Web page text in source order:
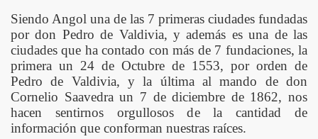
Siendo Angol una de las 7 primeras ciudades fundadas
por don Pedro de Valdivia, y además es una de las
ciudades que ha contado con más de 7 fundaciones, la
primera un 24 de Octubre de 1553, por orden de
Pedro de Valdivia, y la última al mando de don
Cornelio Saavedra un 7 de diciembre de 1862, nos
hacen sentirnos orgullosos de la cantidad de
información que conforman nuestras raíces.
Bunster